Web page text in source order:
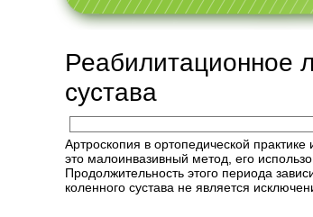
Реабилитационное
сустава
Артроскопия в ортопедической
это малоинвазивный метод, его
Продолжительность этого периода
коленного сустава не является